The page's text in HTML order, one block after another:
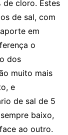
de cloro. Estes
de sal, com
em
o
dos
muito mais
e
de sal de 5
baixo,
ao outro.